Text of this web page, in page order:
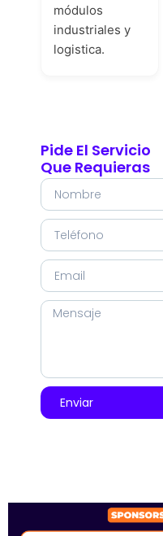
módulos
industriales y
logistica.
Pide El Servicio
Que Requieras
Enviar